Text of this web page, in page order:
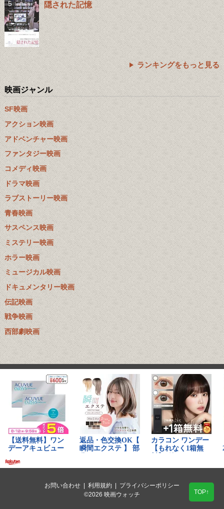
隠された記憶
ランキングをもっと見る
映画ジャンル
SF映画
アクション映画
アドベンチャー映画
ファンタジー映画
コメディ映画
ドラマ映画
ラブストーリー映画
青春映画
サスペンス映画
ミステリー映画
ホラー映画
ミュージカル映画
ドキュメンタリー映画
伝記映画
戦争映画
西部劇映画
お問い合わせ | 利用規約 | プライバシーポリシー
©2026 映画ウォッチ
TOP↑